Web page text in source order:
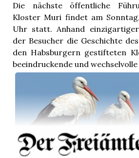
Die nächste öffentliche
Kloster Muri findet am
Uhr statt. Anhand
der Besucher die Geschichte
den Habsburgern gestifteten
beeindruckende und